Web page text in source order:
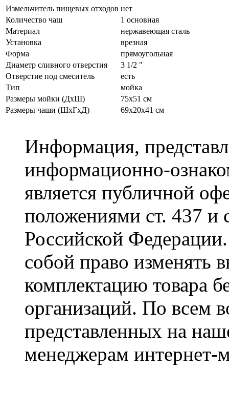
Измельчитель пищевых отходов нет
Количество чаш
1 основная
Материал
нержавеющая сталь
Установка
врезная
Форма
прямоугольная
Диаметр сливного отверстия
3 1/2 "
Отверстие под смеситель
есть
Тип
мойка
Размеры мойки (ДхШ)
75х51 см
Размеры чаши (ШхГхД)
69х20x41 см
Информация,
информационно-
является публичной
положениями ст. 437 и
Российской
собой право изменять
комплектацию товара
организаций. По всем
представленных на
менеджерам интернет-